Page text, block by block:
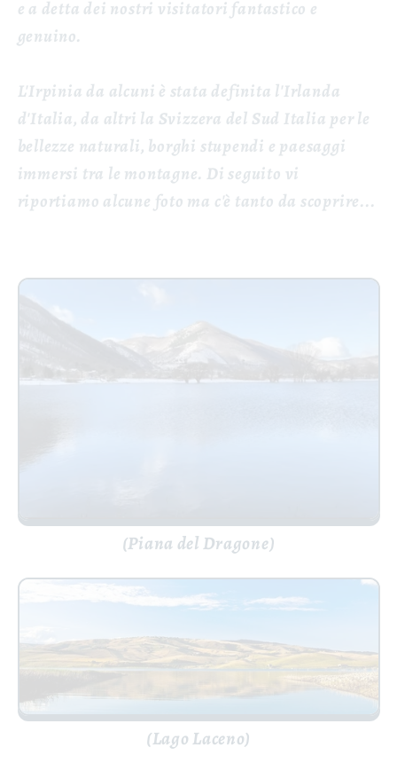
e a detta dei nostri visitatori fantastico e
genuino.
L'Irpinia da alcuni è stata definita l'Irlanda
d'Italia, da altri la Svizzera del Sud Italia per le
bellezze naturali, borghi stupendi e paesaggi
immersi tra le montagne. Di seguito vi
riportiamo alcune foto ma c'è tanto da scoprire...
(Piana del Dragone)
(Lago Laceno)